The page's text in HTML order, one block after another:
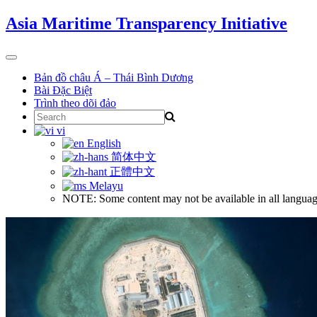
Skip
to
Asia Maritime Transparency Initiative
Toggle
navigationBản đồ châu Á – Thái Bình Dương
Bài Đặc Biệt
Trình theo dõi đảo
Search
for:
vi
English
简体中文
正體中文
Melayu
NOTE: Some content may not be available in all